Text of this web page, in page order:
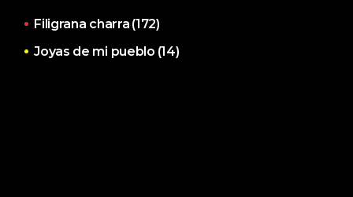
Filigrana charra (172)
Joyas de mi pueblo (14)